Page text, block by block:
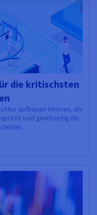
die kritischsten
aufbauen können, die
und gleichzeitig die